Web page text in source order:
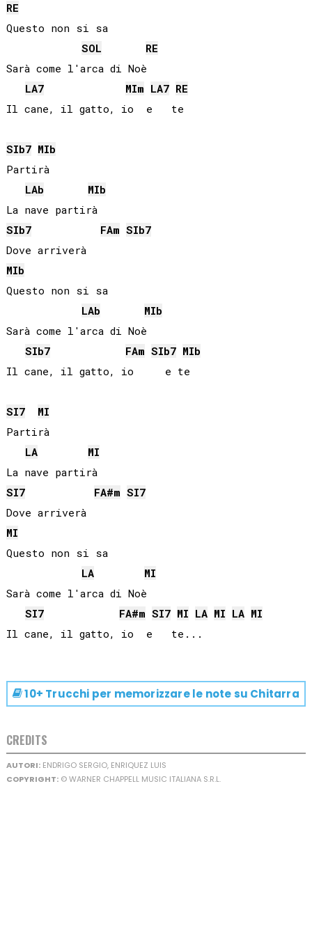
RE
Questo non si sa
SOL
RE
Sarà come l'arca di Noè
LA7 MIm LA7 RE
SIb7 MIb
Partirà
LAb
MIb
La nave partirà
SIb7 FAm SIb7
Dove arriverà
MIb
Questo non si sa
LAb
MIb
Sarà come l'arca di Noè
SIb7 FAm SIb7 MIb
SI7
MI
Partirà
LA
MI
La nave partirà
SI7 FA#m SI7
Dove arriverà
MI
Questo non si sa
LA
MI
Sarà come l'arca di Noè
SI7 FA#m SI7 MI LA MI LA MI
10+ Trucchi per memorizzare le note su Chitarra
CREDITS
AUTORI:ENDRIGO SERGIO, ENRIQUEZ LUIS
COPYRIGHT:© WARNER CHAPPELL MUSIC ITALIANA S.R.L.